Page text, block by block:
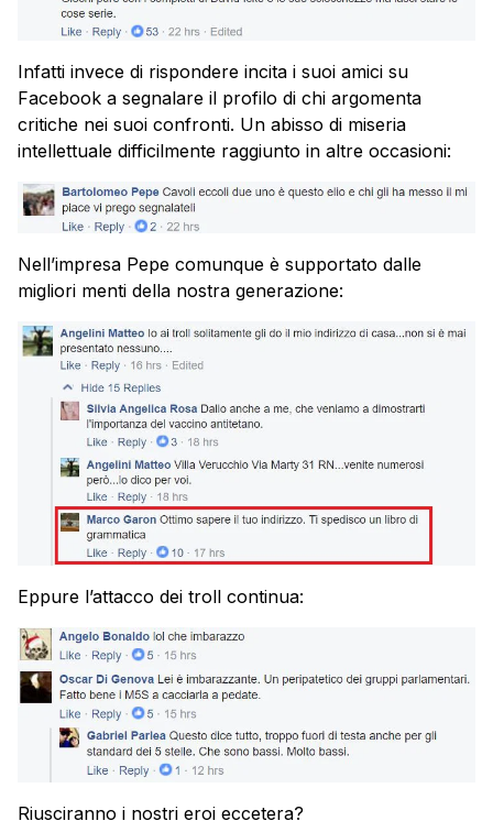
Infatti invece di rispondere incita i suoi amici su
Facebook a segnalare il profilo di chi argomenta
critiche nei suoi confronti. Un abisso di miseria
intellettuale difficilmente raggiunto in altre occasioni:
Nell’impresa Pepe comunque è supportato dalle
migliori menti della nostra generazione:
Eppure l’attacco dei troll continua:
Riusciranno i nostri eroi eccetera?